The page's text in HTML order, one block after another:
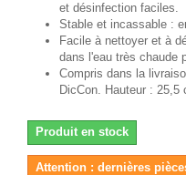
et désinfection faciles.
Stable et incassable :
Facile à nettoyer et à
dans l'eau très chaude
Compris dans la
DicCon. Hauteur :
Produit en stock
Attention : dernières